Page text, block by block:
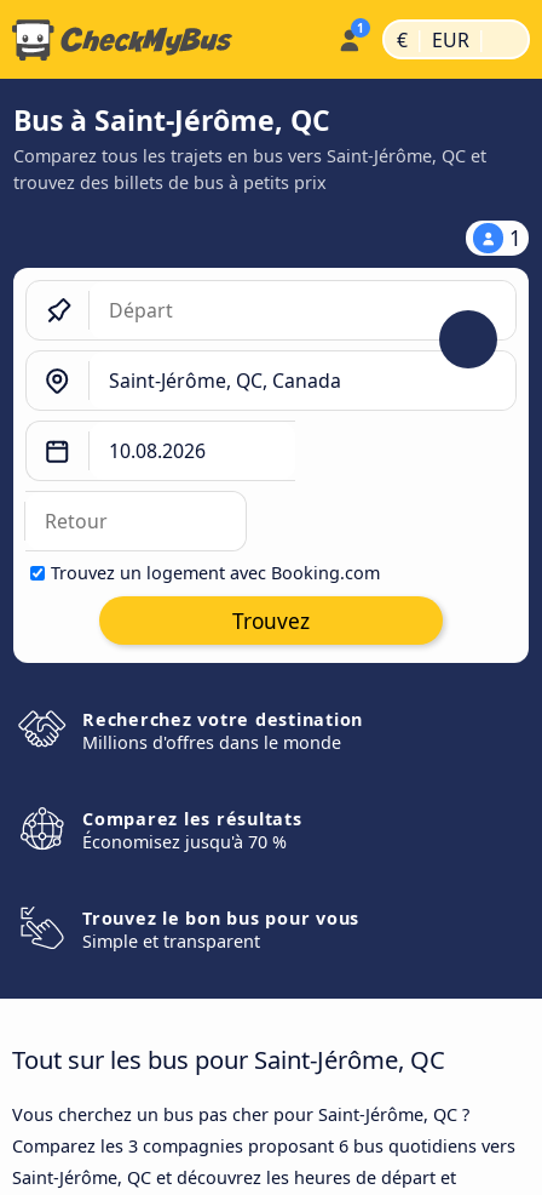
€ | EUR |
Bus à Saint-Jérôme, QC
Comparez tous les trajets en bus vers Saint-Jérôme, QC et
trouvez des billets de bus à petits prix
1
Trouvez un logement avec Booking.com
Trouvez
Recherchez votre destination
Millions d'offres dans le monde
Comparez les résultats
Économisez jusqu'à 70 %
Trouvez le bon bus pour vous
Simple et transparent
Tout sur les bus pour Saint-Jérôme, QC
Vous cherchez un bus pas cher pour Saint-Jérôme, QC ?
Comparez les 3 compagnies proposant 6 bus quotidiens vers
Saint-Jérôme, QC et découvrez les heures de départ et